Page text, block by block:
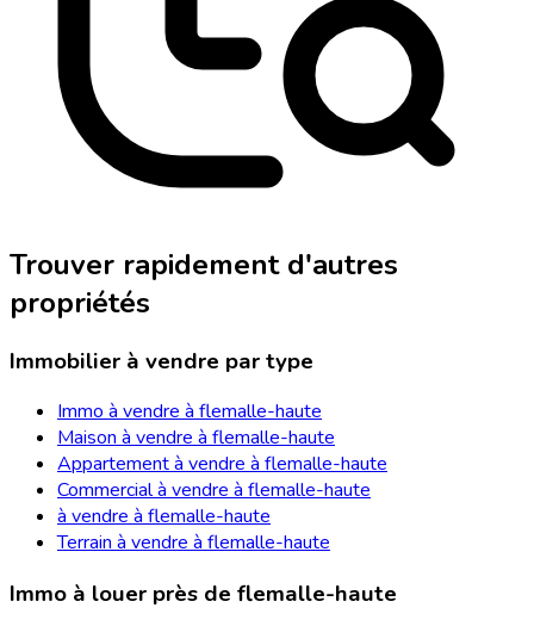
Trouver rapidement d'autres
propriétés
Immobilier à vendre par type
Immo à vendre à flemalle-haute
Maison à vendre à flemalle-haute
Appartement à vendre à flemalle-haute
Commercial à vendre à flemalle-haute
à vendre à flemalle-haute
Terrain à vendre à flemalle-haute
Immo à louer près de flemalle-haute